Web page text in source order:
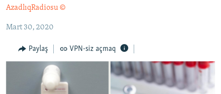
qayıt
keç
#ƏSLINDƏ
FƏRQƏ BAX
QANUNI DOĞRU
ARAŞDIRMA
MULTIMEDIA
AzadlıqRadiosu ©
Mart 30, 2020
Paylaş VPN-siz açmaq